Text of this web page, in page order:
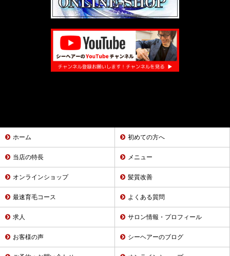
ホーム 初めての方へ
当店の特長 メニュー
オンラインショップ 髪質改善
最速育毛コース よくある質問
求人 サロン情報・プロフィール
お客様の声 シーヘアーのブログ